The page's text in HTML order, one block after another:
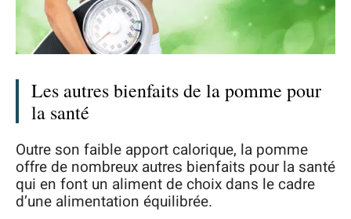
Les autres bienfaits de la pomme pour
la santé
Outre son faible apport calorique, la pomme
offre de nombreux autres bienfaits pour la santé
qui en font un aliment de choix dans le cadre
d’une alimentation équilibrée.